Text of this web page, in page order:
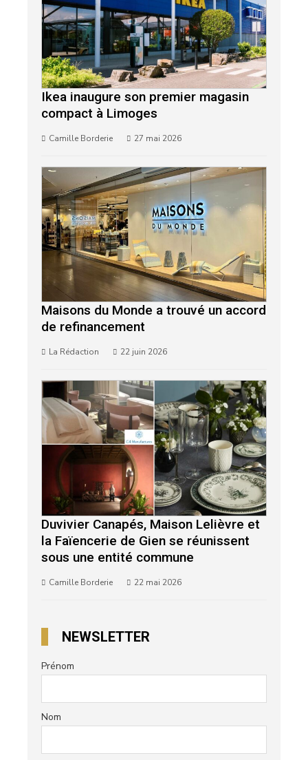
Ikea inaugure son premier magasin
compact à Limoges
Camille Borderie 27 mai 2026
Maisons du Monde a trouvé un accord
de refinancement
La Rédaction 22 juin 2026
Duvivier Canapés, Maison Lelièvre et
la Faïencerie de Gien se réunissent
sous une entité commune
Camille Borderie 22 mai 2026
NEWSLETTER
Prénom
Nom